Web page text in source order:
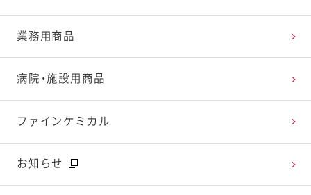
レシピランキング
レシピ動画
今日のレシピギャラリー
オープンキッチン（工場見学）
深谷テラス ヤサイな仲間たちファーム
おたのしみコンテンツ
広告ギャラリー
よくお寄せいただくご質問
お客様の声を活かしました
Qummy
キユーピーウエルネス
業務用商品
病院・施設用商品
ファインケミカル
お知らせ